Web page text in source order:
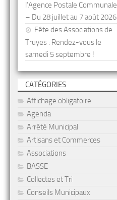
l’Agence Postale Communale
– Du 28 juillet au 7 août 2026
Fête des Associations de
Truyes : Rendez-vous le
samedi 5 septembre !
CATÉGORIES
Affichage obligatoire
Agenda
Arrêté Municipal
Artisans et Commerces
Associations
BASSE
Collectes et Tri
Conseils Municipaux